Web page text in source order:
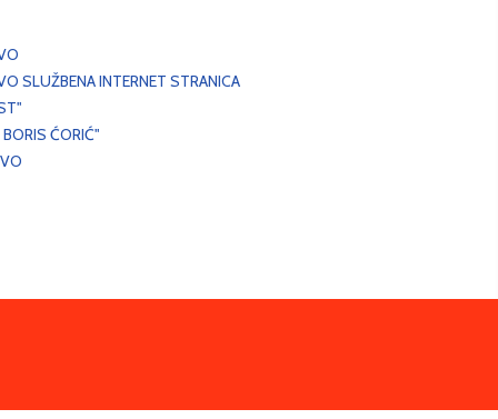
SLUŽBENA INTERNET STRANICA
ĆORIĆ"